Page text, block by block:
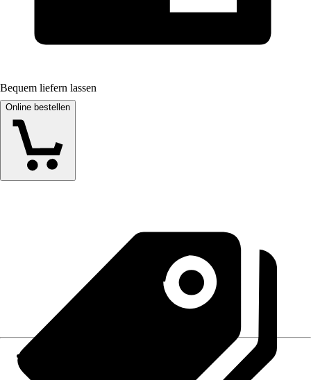
Bequem liefern lassen
Online bestellen